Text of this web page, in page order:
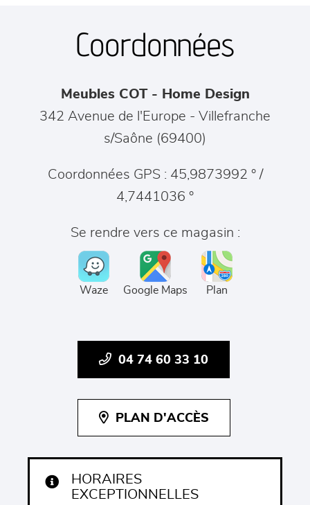
chambres et dressing
décoration
Coordonnées
Meubles COT - Home Design
342 Avenue de l'Europe - Villefranche
s/Saône (69400)
Coordonnées GPS : 45,9873992 ° /
4,7441036 °
Se rendre vers ce magasin :
Waze Google Maps Plan
04 74 60 33 10
PLAN D'ACCÈS
HORAIRES
EXCEPTIONNELLES